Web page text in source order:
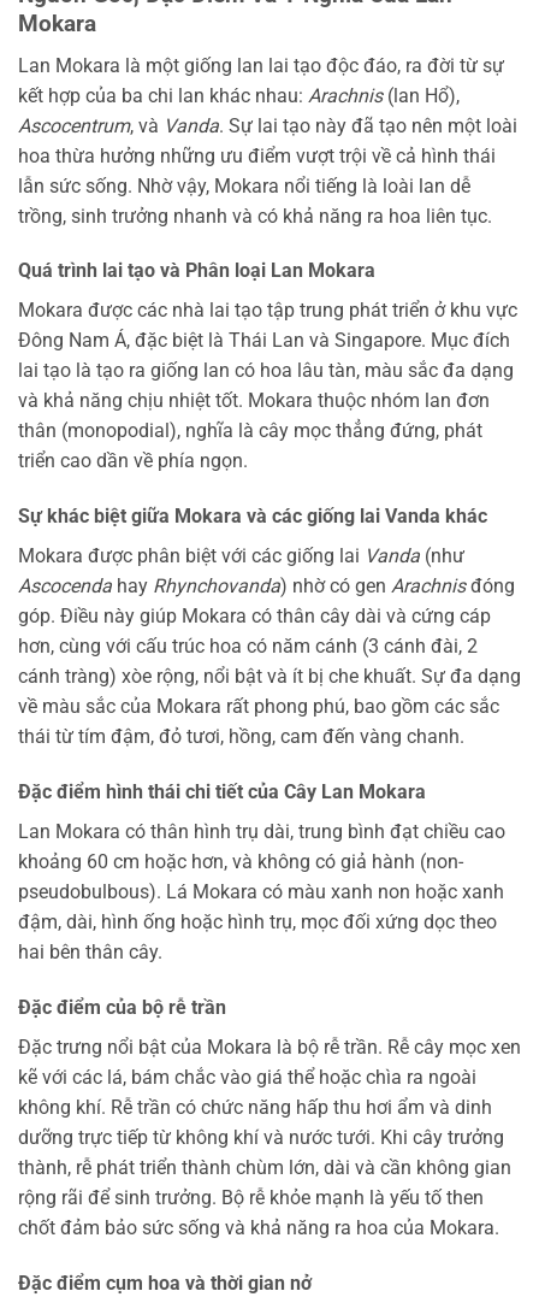
Mokara
Lan Mokara là một giống lan lai tạo độc đáo, ra đời từ sự
kết hợp của ba chi lan khác nhau: Arachnis(lan Hổ),
Ascocentrum, và Vanda. Sự lai tạo này đã tạo nên một loài
hoa thừa hưởng những ưu điểm vượt trội về cả hình thái
lẫn sức sống. Nhờ vậy, Mokara nổi tiếng là loài lan dễ
trồng, sinh trưởng nhanh và có khả năng ra hoa liên tục.
Quá trình lai tạo và Phân loại Lan Mokara
Mokara được các nhà lai tạo tập trung phát triển ở khu vực
Đông Nam Á, đặc biệt là Thái Lan và Singapore. Mục đích
lai tạo là tạo ra giống lan có hoa lâu tàn, màu sắc đa dạng
và khả năng chịu nhiệt tốt. Mokara thuộc nhóm lan đơn
thân (monopodial), nghĩa là cây mọc thẳng đứng, phát
triển cao dần về phía ngọn.
Sự khác biệt giữa Mokara và các giống lai Vanda khác
Mokara được phân biệt với các giống lai Vanda (như
Ascocenda hay Rhynchovanda) nhờ có gen Arachnisđóng
góp. Điều này giúp Mokara có thân cây dài và cứng cáp
hơn, cùng với cấu trúc hoa có năm cánh (3 cánh đài, 2
cánh tràng) xòe rộng, nổi bật và ít bị che khuất. Sự đa dạng
về màu sắc của Mokara rất phong phú, bao gồm các sắc
thái từ tím đậm, đỏ tươi, hồng, cam đến vàng chanh.
Đặc điểm hình thái chi tiết của Cây Lan Mokara
Lan Mokara có thân hình trụ dài, trung bình đạt chiều cao
khoảng 60 cm hoặc hơn, và không có giả hành (non-
pseudobulbous). Lá Mokara có màu xanh non hoặc xanh
đậm, dài, hình ống hoặc hình trụ, mọc đối xứng dọc theo
hai bên thân cây.
Đặc điểm của bộ rễ trần
Đặc trưng nổi bật của Mokara là bộ rễ trần. Rễ cây mọc xen
kẽ với các lá, bám chắc vào giá thể hoặc chìa ra ngoài
không khí. Rễ trần có chức năng hấp thu hơi ẩm và dinh
dưỡng trực tiếp từ không khí và nước tưới. Khi cây trưởng
thành, rễ phát triển thành chùm lớn, dài và cần không gian
rộng rãi để sinh trưởng. Bộ rễ khỏe mạnh là yếu tố then
chốt đảm bảo sức sống và khả năng ra hoa của Mokara.
Đặc điểm cụm hoa và thời gian nở